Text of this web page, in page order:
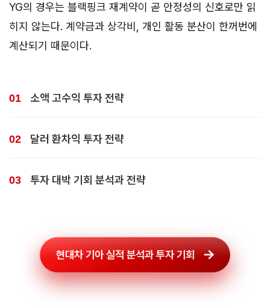
YG의 경우는 블랙핑크 재계약이 곧 안정성의 신호로만 읽
히지 않는다. 계약금과 상각비, 개인 활동 분산이 한꺼번에
계산되기 때문이다.
소액 고수익 투자 전략
달러 환차익 투자 전략
투자 대박 기회 분석과 전략
현대차 기아 실적 분석과 투자 기회